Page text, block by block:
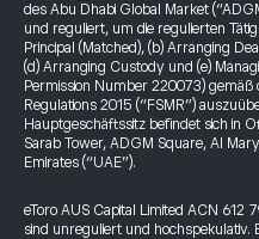
des Abu Dhabi Global Market
und reguliert, um die regulierten
Principal (Matched), (b) Arranging
(d) Arranging Custody und (e)
Permission Number 220073) gemäß
Regulations 2015 (“FSMR”)
Hauptgeschäftssitz befindet sich in
Sarab Tower, ADGM Square, Al
Emirates (“UAE”).
eToro AUS Capital Limited ACN 612
sind unreguliert und hochspekulativ.